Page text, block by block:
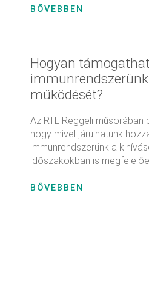
BŐVEBBEN
Hogyan
működését?
Az RTL Reggeli műsorában
hogy mivel járulhatunk
immunrendszerünk a
időszakokban is
BŐVEBBEN